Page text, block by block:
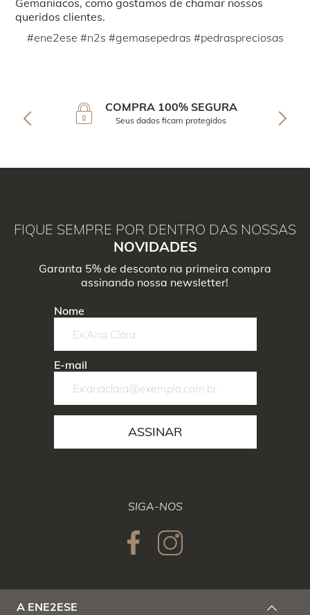
Gemaniacos, como gostamos de chamar nossos
queridos clientes.
#ene2ese #n2s #gemasepedras #pedraspreciosas
COMPRA 100% SEGURA
Seus dados ficam protegidos
FIQUE SEMPRE POR DENTRO DAS NOSSAS
NOVIDADES
Garanta 5% de desconto na primeira compra
assinando nossa newsletter!
Nome
E-mail
ASSINAR
SIGA-NOS
A ENE2ESE